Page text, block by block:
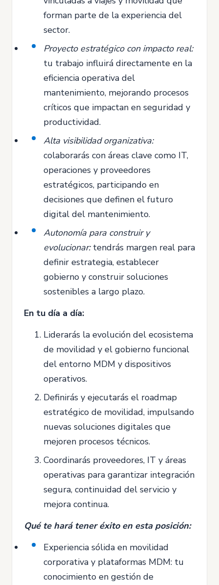
forman parte de la experiencia del
sector.
Proyecto estratégico con impacto real:
tu trabajo influirá directamente en la
eficiencia operativa del
mantenimiento, mejorando procesos
críticos que impactan en seguridad y
productividad.
Alta visibilidad organizativa:
colaborarás con áreas clave como IT,
operaciones y proveedores
estratégicos, participando en
decisiones que definen el futuro
digital del mantenimiento.
Autonomía para construir y
evolucionar:tendrás margen real para
definir estrategia, establecer
gobierno y construir soluciones
sostenibles a largo plazo.
En tu día a día:
Liderarás la evolución del ecosistema
de movilidad y el gobierno funcional
del entorno MDM y dispositivos
operativos.
Definirás y ejecutarás el roadmap
estratégico de movilidad, impulsando
nuevas soluciones digitales que
mejoren procesos técnicos.
Coordinarás proveedores, IT y áreas
operativas para garantizar integración
segura, continuidad del servicio y
mejora continua.
Qué te hará tener éxito en esta posición:
Experiencia sólida en movilidad
corporativa y plataformas MDM: tu
conocimiento en gestión de